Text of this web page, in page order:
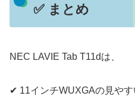
✅ まとめ
NEC LAVIE Tab T11dは、
✔ 11インチWUXGAの見や